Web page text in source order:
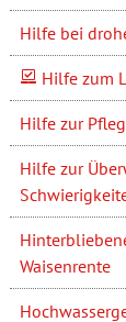
Hilfe bei
Hilfe zum
Hilfe zur
Hilfe zur
Waisenrente